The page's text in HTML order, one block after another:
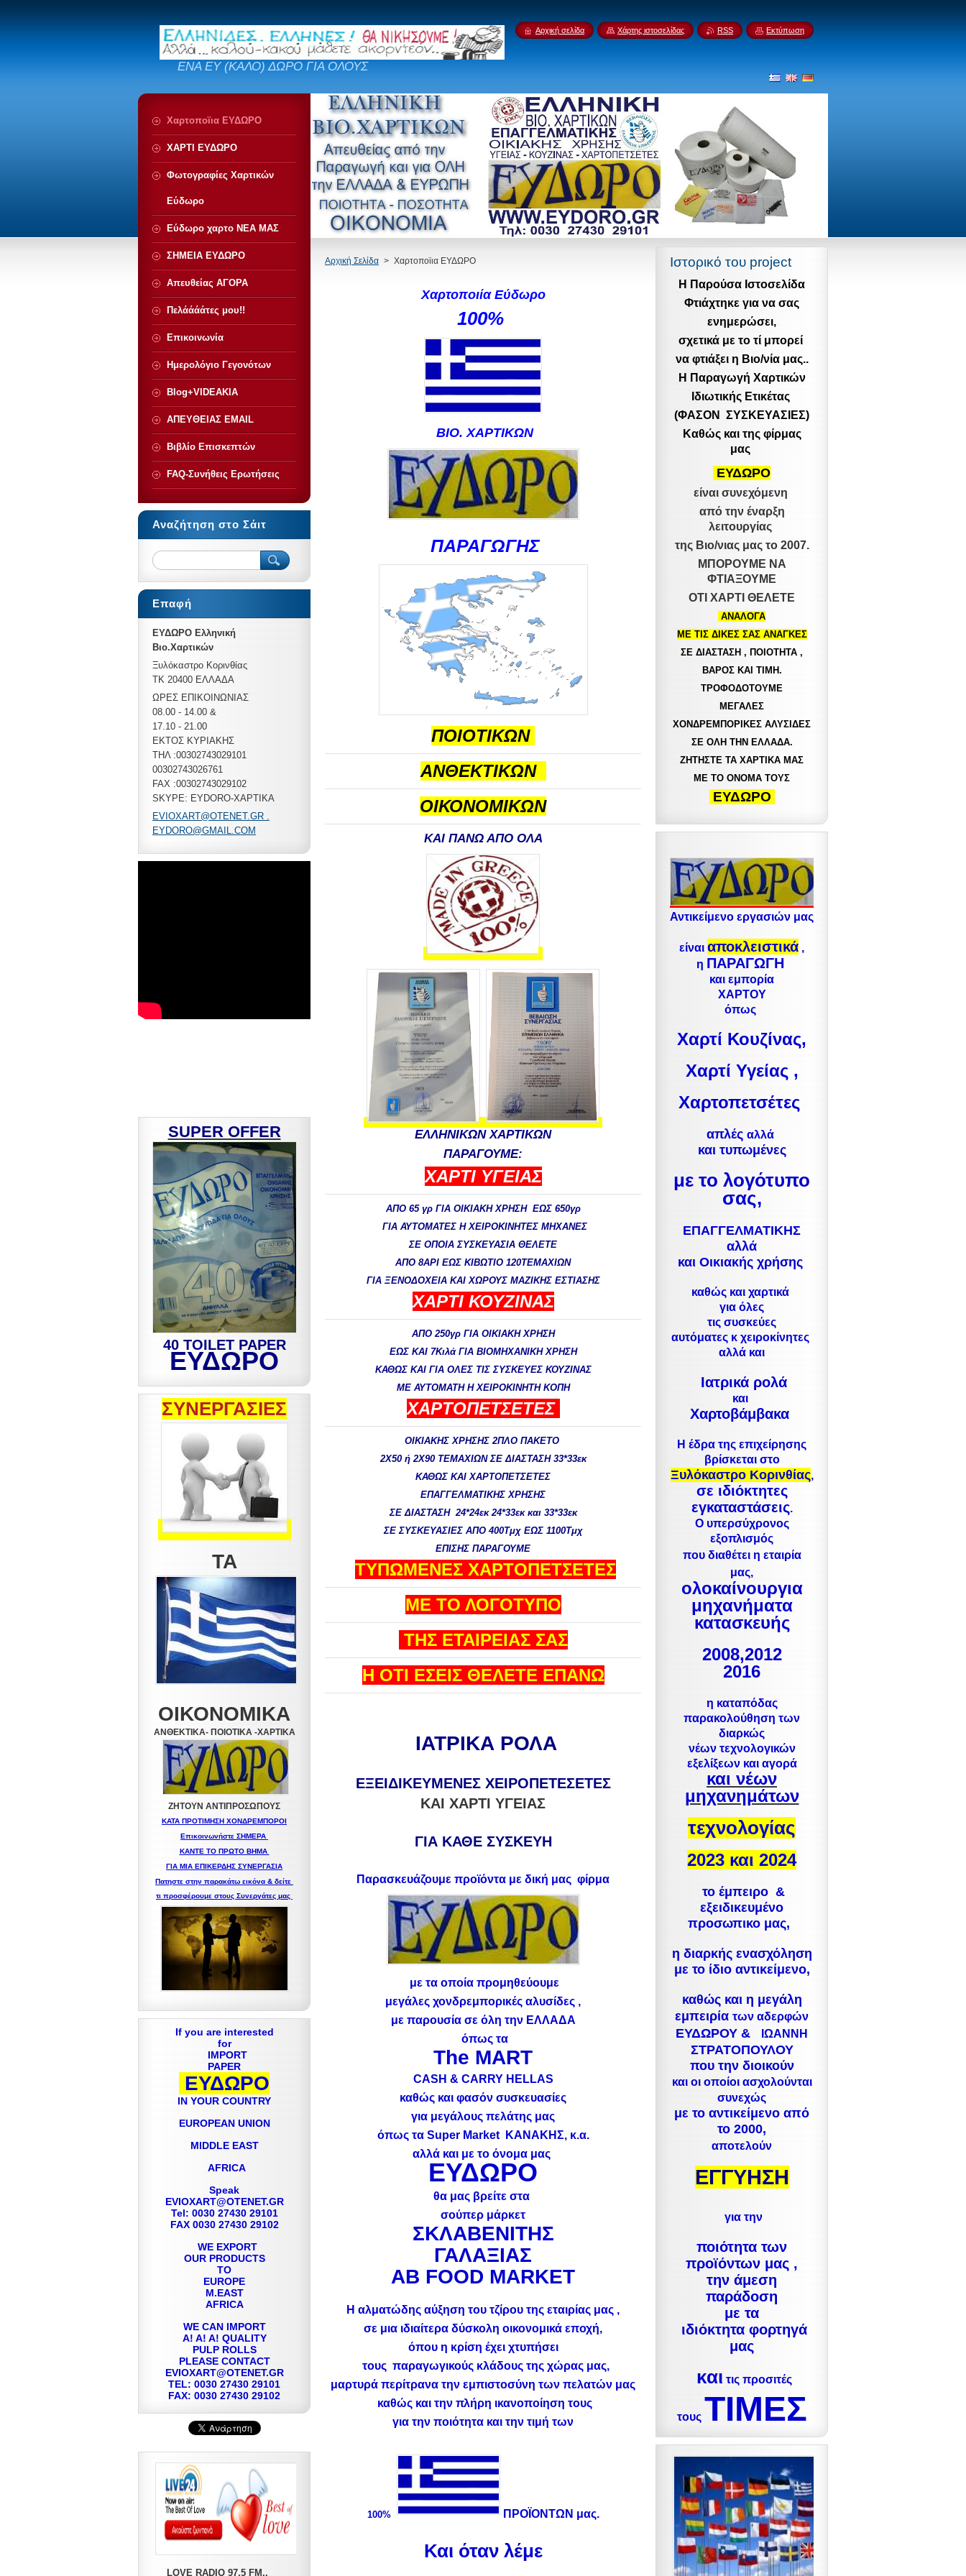
ΕΝΑ ΕΥ (ΚΑΛΟ) ΔΩΡΟ ΓΙΑ ΟΛΟΥΣ
Αρχική Σελίδα > Χαρτοποϊια ΕΥΔΩΡΟ
Χαρτοποιία Εύδωρο
100%
ΒΙΟ. XAΡΤΙΚΩΝ
ΠΑΡΑΓΩΓΗΣ
ΠΟΙΟΤΙΚΩΝ
ΑΝΘΕΚΤΙΚΩΝ
ΟΙΚΟΝΟΜΙΚΩΝ
ΚΑΙ ΠΑΝΩ ΑΠΟ ΟΛΑ
ΕΛΛΗΝΙΚΩΝ ΧΑΡΤΙΚΩΝ
ΠΑΡΑΓΟΥΜE:
ΧΑΡΤΙ ΥΓΕΙΑΣ
ΑΠΟ 65 γρ ΓΙΑ ΟΙΚΙΑΚΗ ΧΡΗΣΗ ΕΩΣ 650γρ
ΓΙΑ ΑΥΤΟΜΑΤΕΣ Η ΧΕΙΡΟΚΙΝΗΤΕΣ ΜΗΧΑΝΕΣ
ΣΕ ΟΠΟΙΑ ΣΥΣΚΕΥΑΣΙΑ ΘΕΛΕΤΕ
ΑΠΟ 8ΑΡΙ ΕΩΣ ΚΙΒΩΤΙΟ 120ΤΕΜΑΧΙΩΝ
ΓΙΑ ΞΕΝΟΔΟΧΕΙΑ ΚΑΙ ΧΩΡΟΥΣ ΜΑΖΙΚΗΣ ΕΣΤΙΑΣΗΣ
ΧΑΡΤΙ ΚΟΥΖΙΝΑΣ
ΑΠΟ 250γρ ΓΙΑ ΟΙΚΙΑΚΗ ΧΡΗΣΗ
ΕΩΣ ΚΑΙ 7Κιλά ΓΙΑ ΒΙΟΜΗΧΑΝΙΚΗ ΧΡΗΣΗ
ΚΑΘΩΣ ΚΑΙ ΓΙΑ ΟΛΕΣ ΤΙΣ ΣΥΣΚΕΥΕΣ ΚΟΥΖΙΝΑΣ
ΜΕ ΑΥΤΟΜΑΤΗ Η ΧΕΙΡΟΚΙΝΗΤΗ ΚOΠΗ
ΧΑΡΤΟΠΕΤΣΕΤΕΣ
ΟΙΚΙΑΚΗΣ ΧΡΗΣΗΣ2ΠΛΟ ΠΑΚΕΤΟ
2Χ50 ή 2Χ90 ΤΕΜΑΧΙΩΝ ΣΕ ΔΙΑΣΤΑΣΗ 33*33εκ
ΚΑΘΩΣ ΚΑΙ ΧΑΡΤΟΠΕΤΣΕΤΕΣ
ΕΠΑΓΓΕΛΜΑΤΙΚΗΣ ΧΡΗΣΗΣ
ΣΕ ΔΙΑΣΤΑΣΗ 24*24εκ 24*33εκ και 33*33εκ
ΣΕ ΣΥΣΚΕΥΑΣΙΕΣ ΑΠΟ 400Τμχ ΕΩΣ 1100Τμχ
ΕΠΙΣΗΣ ΠΑΡΑΓΟΥΜΕ
ΤΥΠΩΜΕΝΕΣ ΧΑΡΤΟΠΕΤΣΕΤΕΣ
ΜΕ ΤΟ ΛΟΓΟΤΥΠΟ
ΤΗΣ ΕΤΑΙΡΕΙΑΣ ΣΑΣ
Η ΟΤΙ ΕΣΕΙΣ ΘΕΛΕΤΕ EΠΑΝΩ
ΙΑΤΡΙΚΑ ΡΟΛΑ
ΕΞΕΙΔΙΚΕΥΜΕΝΕΣ ΧΕΙΡΟΠΕΤΕΣΕΤΕΣ
ΚΑΙ ΧΑΡΤΙ ΥΓΕΙΑΣ
ΓΙΑ ΚΑΘΕ ΣΥΣΚΕΥΗ
Παρασκευάζουμε προϊόντα με δική μας φίρμα
με τα οποία προμηθεύουμε
μεγάλες χονδρεμπορικές αλυσίδες ,
με παρουσία σε όλη την ΕΛΛΑΔΑ
όπως τα
The ΜΑRT
CASH & CARRY HELLAS
καθώς και φασόν συσκευασίες
για μεγάλους πελάτης μας
όπως τα Super Market ΚΑΝΑΚΗΣ, κ.α.
αλλά και με το όνομα μας
ΕΥΔΩΡΟ
θα μας βρείτε στα
σούπερ μάρκετ
ΣΚΛΑΒΕΝΙΤΗΣ
ΓΑΛΑΞΙΑΣ
ΑΒ FOOD MARKET
Η αλματώδης αύξηση του τζίρου της εταιρίας μας ,
σε μια ιδιαίτερα δύσκολη οικονομικά εποχή,
όπου η κρίση έχει χτυπήσει
τους παραγωγικούς κλάδους της χώρας μας,
μαρτυρά περίτρανα την εμπιστοσύνη των πελατών μας
καθώς και την πλήρη ικανοποίηση τους
για την ποιότητα και την τιμή των
100% ΠΡΟΪΟΝΤΩΝ μας.
Και όταν λέμε
Ιστορικό του project
Η Παρούσα Ιστοσελίδα
Φτιάχτηκε για να σας
ενημερώσει,
σχετικά με το τί μπορεί
να φτιάξει η Βιο/νία μας..
Η Παραγωγή Χαρτικών
Ιδιωτικής Ετικέτας
(ΦΑΣΟΝ ΣΥΣΚΕΥΑΣΙΕΣ)
Καθώς και της φίρμας
μας
ΕΥΔΩΡΟ
είναι συνεχόμενη
από την έναρξη
λειτουργίας
της Βιο/νιας μας το 2007.
ΜΠΟΡΟΥΜΕ ΝΑ
ΦΤΙΑΞΟΥΜΕ
ΟΤΙ ΧΑΡΤΙ ΘΕΛΕΤΕ
ΑΝΑΛΟΓΑ
ΜΕ ΤΙΣ ΔΙΚΕΣ ΣΑΣ ΑΝΑΓΚΕΣ
ΣΕ ΔΙΑΣΤΑΣΗ , ΠΟΙΟΤΗΤΑ ,
ΒΑΡΟΣ ΚΑΙ ΤΙΜΗ.
ΤΡΟΦΟΔΟΤΟΥΜΕ
ΜΕΓΑΛΕΣ
ΧΟΝΔΡΕΜΠΟΡΙΚΕΣ ΑΛΥΣΙΔΕΣ
ΣΕ ΟΛΗ ΤΗΝ ΕΛΛΑΔΑ.
ΖΗΤΗΣΤΕ ΤΑ ΧΑΡΤΙΚΑ ΜΑΣ
ΜΕ ΤΟ ΟΝΟΜΑ ΤΟΥΣ
ΕΥΔΩΡΟ
Αντικείμενο εργασιών μας
είναι αποκλειστικά ,
η ΠΑΡΑΓΩΓΗ
και εμπορία
ΧΑΡΤΟΥ
όπως
Χαρτί Κουζίνας,
Χαρτί Υγείας ,
Χαρτοπετσέτες
απλές αλλά
και τυπωμένες
με το λογότυπο
σας,
ΕΠΑΓΓΕΛΜΑΤΙΚΗΣ
αλλά
και Οικιακής χρήσης
καθώς και χαρτικά
για όλες
τις συσκεύες
αυτόματες κ χειροκίνητες
αλλά και
Ιατρικά ρολά
και
Χαρτοβάμβακα
Η έδρα της επιχείρησης
βρίσκεται στο
Ξυλόκαστρο Κορινθίας,
σε ιδιόκτητες
εγκαταστάσεις.
Ο υπερσύχρονος
εξοπλισμός
που διαθέτει η εταιρία
μας,
ολοκαίνουργια
μηχανήματα
κατασκευής
2008,2012
2016
η καταπόδας
παρακολούθηση των
διαρκώς
νέων τεχνολογικών
εξελίξεων και αγορά
και νέων
μηχανημάτων
τεχνολογίας
2023 και 2024
το έμπειρο &
εξειδικευμένο
προσωπικο μας,
η διαρκής ενασχόληση
με το ίδιο αντικείμενο,
καθώς και η μεγάλη
εμπειρία των αδερφών
ΕΥΔΩΡΟΥ & ΙΩΑΝΝΗ
ΣΤΡΑΤΟΠΟΥΛΟΥ
που την διοικούν
και οι οποίοι ασχολούνται
συνεχώς
με το αντικείμενο από
το 2000,
αποτελούν
ΕΓΓΥΗΣΗ
για την
ποιότητα των
προϊόντων μας ,
την άμεση
παράδοση
με τα
ιδιόκτητα φορτηγά
μας
και τις προσιτές
τους ΤΙΜΕΣ
Χαρτοποϊια ΕΥΔΩΡΟ
ΧΑΡΤΙ ΕΥΔΩΡΟ
Φωτογραφίες Χαρτικών
Εύδωρο
Εύδωρο χαρτο ΝΕΑ ΜΑΣ
ΣΗΜΕΙΑ ΕΥΔΩΡΟ
Απευθείας ΑΓΟΡΑ
Πελάάάάτες μου!!
Επικοινωνία
Ημερολόγιο Γεγονότων
Blog+VIDEAKIA
ΑΠΕΥΘΕΙΑΣ ΕMAIL
Βιβλίο Επισκεπτών
FAQ-Συνήθεις Ερωτήσεις
Αναζήτηση στο Σάιτ
Επαφή
ΕΥΔΩΡΟ Ελληνική
Βιο.Χαρτικών
Ξυλόκαστρο Κορινθίας
ΤΚ 20400 ΕΛΛΑΔΑ
ΩΡΕΣ ΕΠΙΚΟΙΝΩΝΙΑΣ
08.00 - 14.00 &
17.10 - 21.00
ΕΚΤΟΣ ΚΥΡΙΑΚΗΣ
ΤΗΛ :00302743029101
00302743026761
FAX :00302743029102
SKYPE: EYDORO-XAPTIKA
EVIOXART@OTENET.GR .
EYDORO@GMAIL.COM
SUPER OFFER
40 TOILET PAPER
ΕΥΔΩΡΟ
ΣΥΝΕΡΓΑΣΙΕΣ
ΤΑ
ΟΙΚΟΝΟΜΙΚΑ
ΑΝΘΕΚΤΙΚΑ- ΠΟΙΟΤΙΚΑ -XAPTIKA
ΖΗΤΟΥΝ ΑΝΤΙΠΡΟΣΩΠΟΥΣ
ΚΑΤΑ ΠΡΟΤΙΜΗΣΗ ΧΟΝΔΡΕΜΠΟΡΟΙ
Επικοινωνήστε ΣΗΜΕΡΑ
ΚΑΝΤΕ ΤΟ ΠΡΩΤΟ ΒΗΜΑ
ΓΙΑ ΜΙΑ ΕΠΙΚΕΡΔΗΣ ΣΥΝΕΡΓΑΣΙΑ
Πατηστε στην παρακάτω εικόνα & δείτε
τι προσφέρουμε στους Συνεργάτες μας
If you are interested
for
IMPORT
PAPER
ΕΥΔΩΡΟ
IN YOUR COUNTRY
EUROPEAN UNION
MIDDLE EAST
AFRICA
Speak
EVIOXART@OTENET.GR
Tel: 0030 27430 29101
FAX 0030 27430 29102
WE EXPORT
OUR PRODUCTS
TO
EUROPE
M.EAST
AFRICA
WE CAN IMPORT
A! A! A! QUALITY
PULP ROLLS
PLEASE CONTACT
EVIOXART@OTENET.GR
TEL: 0030 27430 29101
FAX: 0030 27430 29102
LOVE RADIO 97,5 FM..
Αρχική σελίδα Χάρτης ιστοσελίδας RSS Εκτύπωση